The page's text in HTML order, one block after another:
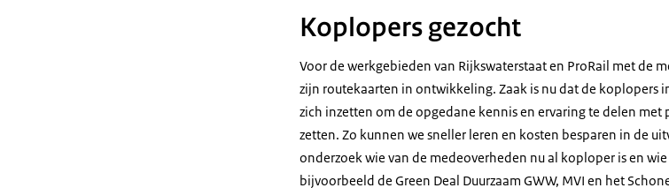
Koplopers gezocht
Voor de werkgebieden van Rijkswaterstaat en ProRail met de
zijn routekaarten in ontwikkeling. Zaak is nu dat de koplopers
zich inzetten om de opgedane kennis en ervaring te delen
zetten. Zo kunnen we sneller leren en kosten besparen in de
onderzoek wie van de medeoverheden nu al koploper is en
bijvoorbeeld de Green Deal Duurzaam GWW, MVI en het